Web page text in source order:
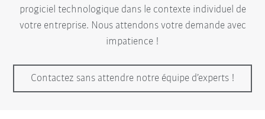
progiciel technologique dans le contexte individuel de
votre entreprise. Nous attendons votre demande avec
impatience !
Contactez sans attendre notre équipe d’experts !